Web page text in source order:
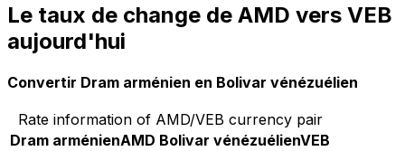
Le taux de change de AMD vers VEB
aujourd'hui
Convertir Dram arménien en Bolivar vénézuélien
Rate information of AMD/VEB currency pair
Dram arménienAMD Bolivar vénézuélienVEB